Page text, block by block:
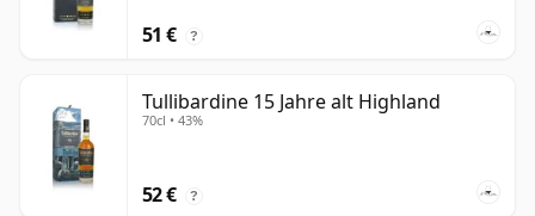
51 € ?
Tullibardine 15 Jahre alt Highland
70cl • 43%
52 € ?